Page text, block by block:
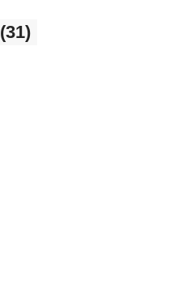
(31)